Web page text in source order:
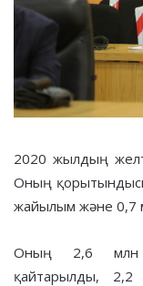
2020 жылдың
Оның
жайылым және 0,7
Оның 2,6 млн
қайтарылды,